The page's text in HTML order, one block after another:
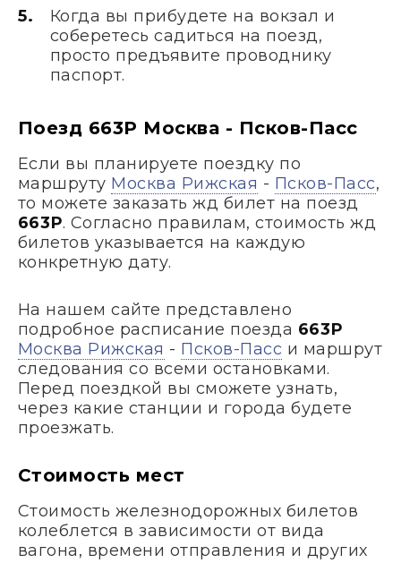
Когда вы прибудете на вокзал и
соберетесь садиться на поезд,
просто предъявите проводнику
паспорт.
Поезд 663Р Москва - Псков-Пасс
Если вы планируете поездку по
маршруту Москва Рижская - Псков-Пасс,
то можете заказать жд билет на поезд
663Р. Согласно правилам, стоимость жд
билетов указывается на каждую
конкретную дату.
На нашем сайте представлено
подробное расписание поезда 663Р
Москва Рижская - Псков-Пасс и маршрут
следования со всеми остановками.
Перед поездкой вы сможете узнать,
через какие станции и города будете
проезжать.
Стоимость мест
Стоимость железнодорожных билетов
колеблется в зависимости от вида
вагона, времени отправления и других